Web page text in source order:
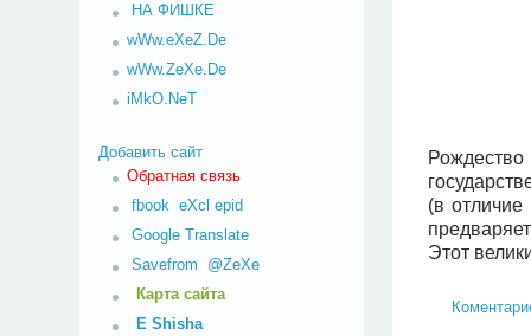
(в отличие
Этот
НА ФИШКЕ
wWw.eXeZ.De
wWw.ZeXe.De
iMkO.NeT
Добавить сайт
Обратная связь
fbook eXcl epid
Google Translate
Savefrom @ZeXe
Карта сайта
E Shisha